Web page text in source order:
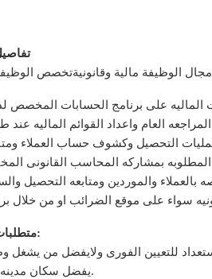
مجال الوظيفة مالية وقانونيةتخصص
متطلبات الوظيفه:
يفضل سكان مدينه وضواحيها.